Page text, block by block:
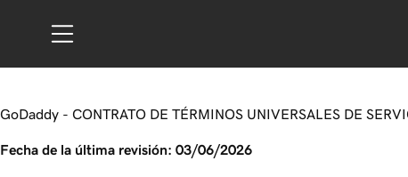
GoDaddy - CONTRATO DE TÉRMINOS UNIVERSALES DE
Fecha de la última revisión: 03/06/2026